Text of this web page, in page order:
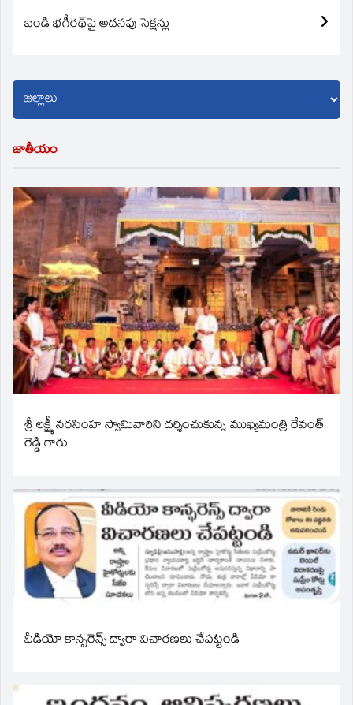
బండి భగీరథ్‌పై అదనపు సెక్షన్లు
జాతీయం
శ్రీ లక్ష్మీ నరసింహ స్వామివారిని దర్శించుకున్న ముఖ్యమంత్రి రేవంత్
రెడ్డి గారు
వీడియో కాన్ఫరెన్స్ ద్వారా విచారణలు చేపట్టండి